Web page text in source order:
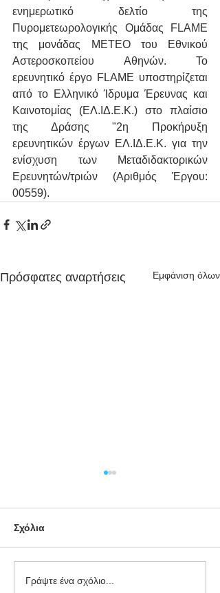
ενημερωτικό δελτίο της
Πυρομετεωρολογικής Ομάδας FLAME
της μονάδας ΜΕΤΕΟ του Εθνικού
Αστεροσκοπείου Αθηνών. Το
ερευνητικό έργο FLAME υποστηρίζεται
από το Ελληνικό Ίδρυμα Έρευνας και
Καινοτομίας (ΕΛ.ΙΔ.Ε.Κ.) στο πλαίσιο
της Δράσης "2η Προκήρυξη
ερευνητικών έργων ΕΛ.ΙΔ.Ε.Κ. για την
ενίσχυση των Μεταδιδακτορικών
Ερευνητών/τριών (Αριθμός Έργου:
00559).
Πρόσφατες αναρτήσεις Εμφάνιση όλων
Απόφαση-σταθμός του
Σχόλια
Γράψτε ένα σχόλιο...